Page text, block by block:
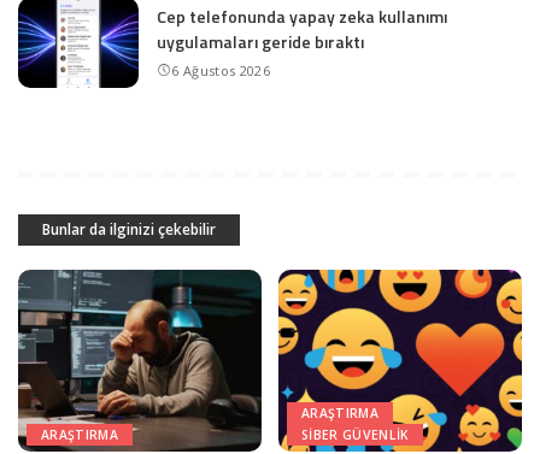
Cep telefonunda yapay zeka kullanımı
uygulamaları geride bıraktı
6 Ağustos 2026
Bunlar da ilginizi çekebilir
ARAŞTIRMA
ARAŞTIRMA
SIBER GÜVENLIK